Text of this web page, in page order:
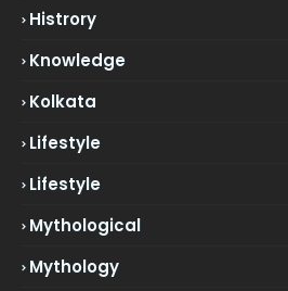
Histrory
Knowledge
Kolkata
Lifestyle
Lifestyle
Mythological
Mythology